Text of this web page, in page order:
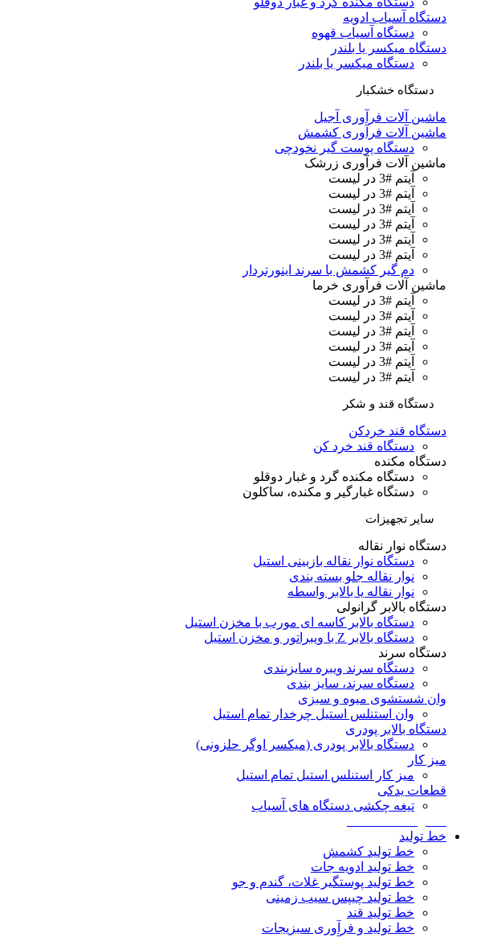
دستگاه آسیاب ادویه
دستگاه آسیاب قهوه
دستگاه میکسر یا بلندر
دستگاه میکسر یا بلندر
دستگاه خشکبار
ماشین آلات فرآوری آجیل
ماشین آلات فرآوری کشمش
دستگاه پوست گیر نخودچی
ماشین آلات فرآوری زرشک
آیتم #3 در لیست
آیتم #3 در لیست
آیتم #3 در لیست
آیتم #3 در لیست
آیتم #3 در لیست
آیتم #3 در لیست
دم گیر کشمش با سرند اینورتردار
ماشین آلات فرآوری خرما
آیتم #3 در لیست
آیتم #3 در لیست
آیتم #3 در لیست
آیتم #3 در لیست
آیتم #3 در لیست
آیتم #3 در لیست
دستگاه قند و شکر
دستگاه قند خردکن
دستگاه قند خرد کن
دستگاه مکنده
دستگاه مکنده گرد و غبار دوقلو
دستگاه غبارگیر و مکنده، ساکلون
سایر تجهیزات
دستگاه نوار نقاله
دستگاه نوار نقاله بازبینی استیل
نوار نقاله جلو بسته بندی
نوار نقاله یا بالابر واسطه
دستگاه بالابر گرانولی
دستگاه بالابر کاسه ای مورب با مخزن استیل
دستگاه بالابر Z با ویبراتور و مخزن استیل
دستگاه سرند
دستگاه سرند ویبره سایزبندی
دستگاه سرند، سایز بندی
وان شستشوی میوه و سبزی
وان استنلس استیل چرخدار تمام استیل
دستگاه بالابر پودری
دستگاه بالابر پودری (میکسر اوگر حلزونی)
میز کار
میز کار استنلس استیل تمام استیل
قطعات یدکی
تیغه چکشی دستگاه های آسیاب
خط تولید
خط تولید کشمش
خط تولید ادویه جات
خط تولید پوستگیر غلات، گندم و جو
خط تولید چیپس سیب زمینی
خط تولید قند
خط تولید و فرآوری سبزیجات